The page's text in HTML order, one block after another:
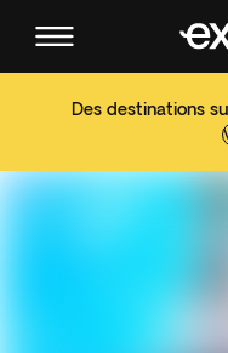
Des destinations